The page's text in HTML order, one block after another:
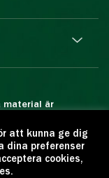
material är
förbjuden.
utgivare:
att kunna ge dig
dina preferenser
cookies,